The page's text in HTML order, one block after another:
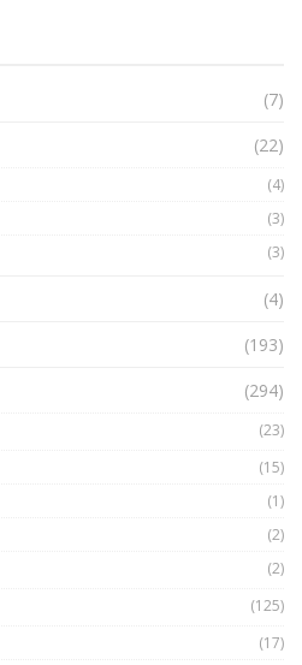
(7)
(22)
(4)
(3)
(3)
(4)
(193)
(294)
(23)
(15)
(1)
(2)
(2)
(125)
(17)